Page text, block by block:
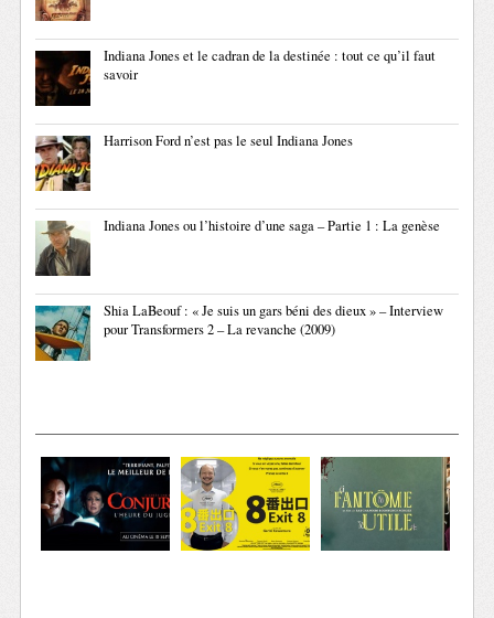
Indiana Jones et le cadran de la destinée : tout ce qu’il faut
savoir
Harrison Ford n’est pas le seul Indiana Jones
Indiana Jones ou l’histoire d’une saga – Partie 1 : La genèse
Shia LaBeouf : « Je suis un gars béni des dieux » – Interview
pour Transformers 2 – La revanche (2009)